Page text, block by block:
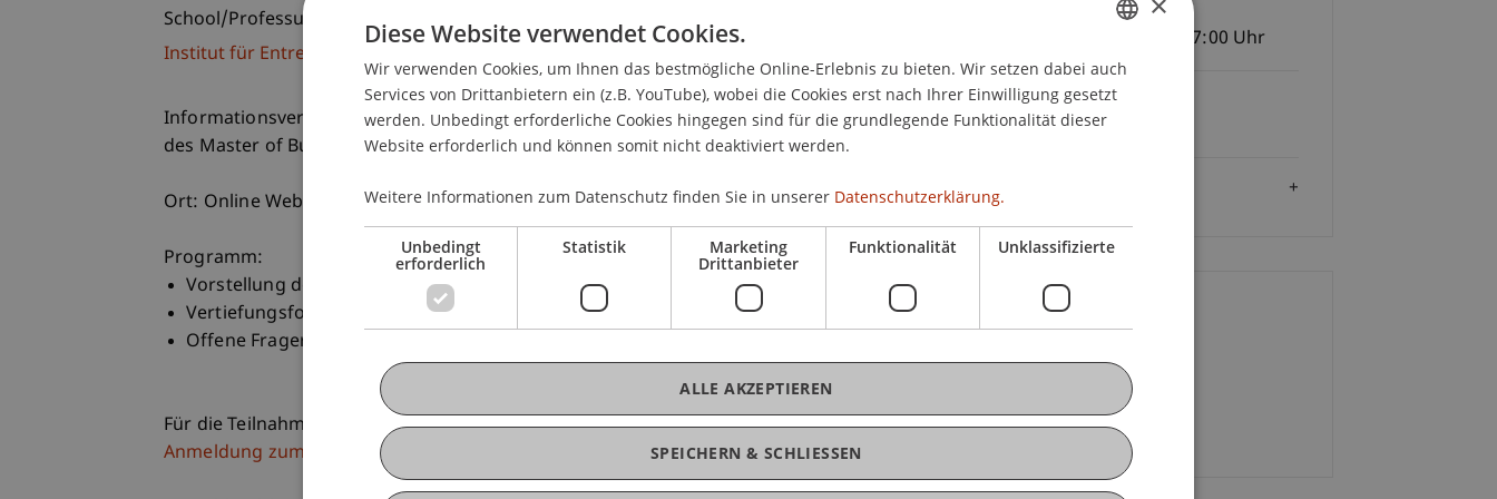
School/Professur:
Institut für Entrepreneurship
Informationsveranstaltung zum berufsbegleitenden, deutschsprachigen Studiengang
des Master of Business Administration in Technologie & Innovation:
Ort: Online Webinar
Programm:
Vorstellung des Studienganges MBA in Technologie & Innovation
Vertiefungsfokus Block 2: Innovationsmanagement
Offene Fragerunde
Für die Teilnahme im Webinar registrieren Sie sich bitte hier:
Anmeldung zum Webinar
Mittwoch, 13. April 2022, 17:00 Uhr
Gebühren
Kostenlos
Zielgruppe
Kontakt
MBA
+41 71 599 24 56
GERMAN
ENGLISH
Diese Website verwendet Cookies.
Wir verwenden Cookies, um Ihnen das bestmögliche Online-Erlebnis zu bieten. Wir setzen dabei auch
Services von Drittanbietern ein (z.B. YouTube), wobei die Cookies erst nach Ihrer Einwilligung gesetzt
werden. Unbedingt erforderliche Cookies hingegen sind für die grundlegende Funktionalität dieser
Website erforderlich und können somit nicht deaktiviert werden.
Weitere Informationen zum Datenschutz finden Sie in unserer Datenschutzerklärung.
Unbedingt
erforderlich
Statistik Marketing
Drittanbieter
Funktionalität Unklassifizierte
SPEICHERN & SCHLIESSEN
ALLE AKZEPTIEREN